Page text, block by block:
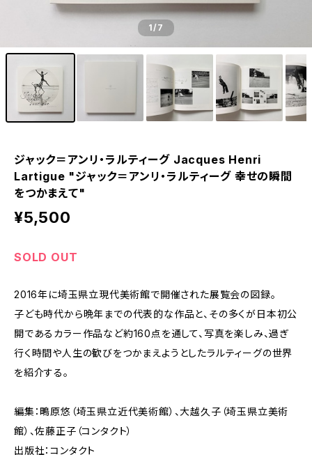
1/7
ジャック＝アンリ・ラルティーグ Jacques Henri
Lartigue "ジャック＝アンリ・ラルティーグ 幸せの瞬間
をつかまえて"
¥5,500
SOLD OUT
2016年に埼玉県立現代美術館で開催された展覧会の図録。
子ども時代から晩年までの代表的な作品と、その多くが日本初公
開であるカラー作品など約160点を通して、写真を楽しみ、過ぎ
行く時間や人生の歓びをつかまえようとしたラルティーグの世界
を紹介する。
編集：鴫原悠（埼玉県立近代美術館）、大越久子（埼玉県立美術
館）、佐藤正子（コンタクト）
出版社：コンタクト